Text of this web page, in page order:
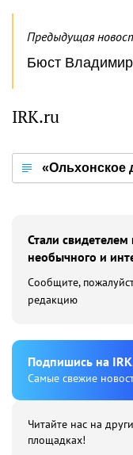
Предыдущая
Бюст
IRK.ru
«Ольхонское
Стали
необычного и
Сообщите,
редакцию
Подпишиcь на
Cамые свежие
Читайте нас на
площадках!